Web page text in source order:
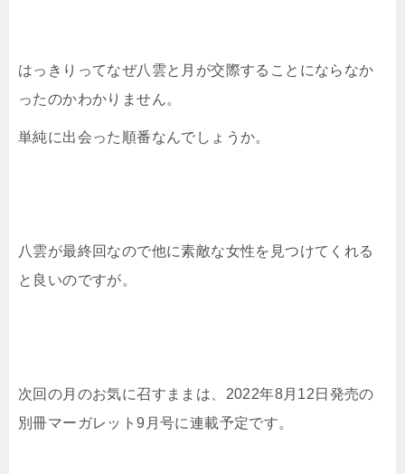
はっきりってなぜ八雲と月が交際することにならなか
ったのかわかりません。
単純に出会った順番なんでしょうか。
八雲が最終回なので他に素敵な女性を見つけてくれる
と良いのですが。
次回の月のお気に召すままは、2022年8月12日発売の
別冊マーガレット9月号に連載予定です。